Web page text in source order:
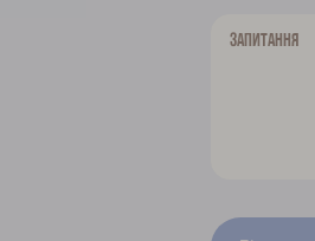
Запитання